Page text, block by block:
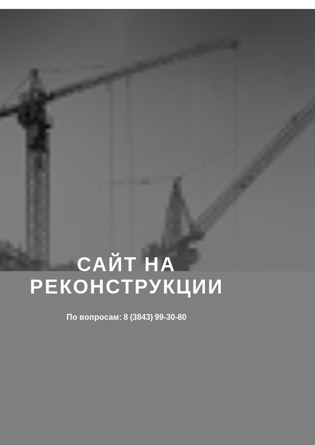
САЙТ НА
РЕКОНСТРУКЦИИ
По вопросам: 8 (3843) 99-30-80